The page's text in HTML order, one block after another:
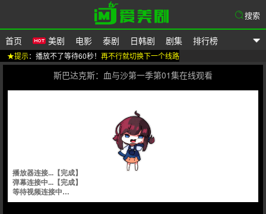
爱美剧
首页 美剧 电影 泰剧 日韩剧 剧集 排行榜
搜索
★提示：播放不了等待60秒！ 再不行就切换下一个线路
斯巴达克斯：血与沙第一季第01集在线观看